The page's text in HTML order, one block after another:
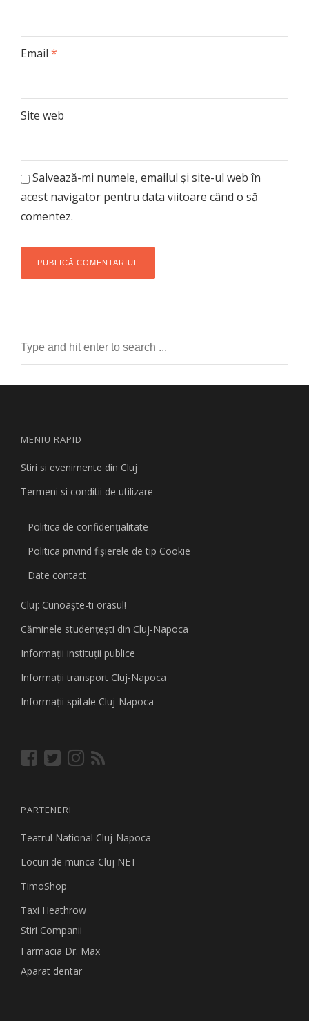
Email *
Site web
Salvează-mi numele, emailul și site-ul web în
acest navigator pentru data viitoare când o să
comentez.
MENIU RAPID
Stiri si evenimente din Cluj
Termeni si conditii de utilizare
Politica de confidențialitate
Politica privind fişierele de tip Cookie
Date contact
Cluj: Cunoaşte-ti orasul!
Căminele studenţeşti din Cluj-Napoca
Informaţii instituţii publice
Informaţii transport Cluj-Napoca
Informaţii spitale Cluj-Napoca
PARTENERI
Teatrul National Cluj-Napoca
Locuri de munca Cluj NET
TimoShop
Taxi Heathrow
Stiri Companii
Farmacia Dr. Max
Aparat dentar